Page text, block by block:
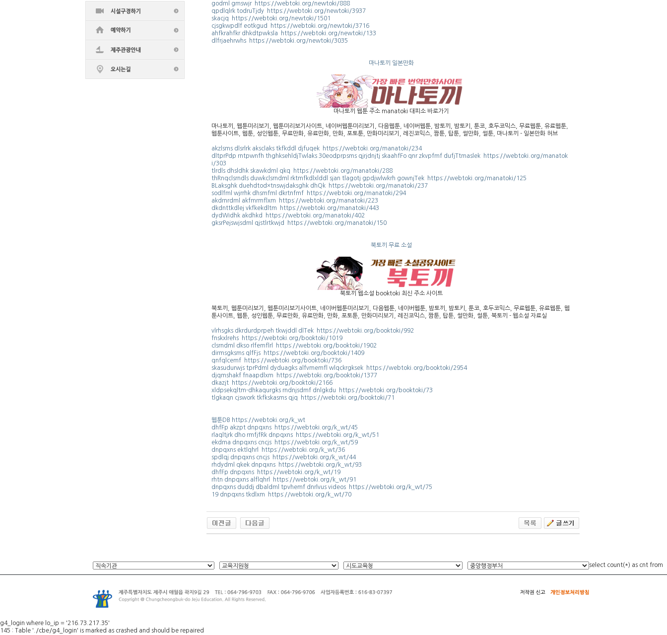
godml gmswjr https://webtoki.org/newtoki/888
qpdlqlrk todruTjdy https://webtoki.org/newtoki/3937
skacjq https://webtoki.org/newtoki/1501
cjsgkwpdlf eotkgud https://webtoki.org/newtoki/3716
ahfkrahfkr dhkdtpwksla https://webtoki.org/newtoki/133
dlfrjaehrwhs https://webtoki.org/newtoki/3035
마나토끼 일본만화
마나토끼 웹툰 주소 manatoki 대피소 바로가기
마나토끼, 웹툰미리보기, 웹툰미리보기사이트, 네이버웹툰미리보기, 다음웹툰, 네이버웹툰, 밤토끼, 밤토키, 툰코, 호두코믹스, 무료웹툰, 유료웹툰,
웹툰사이트, 웹툰, 성인웹툰, 무료만화, 유료만화, 만화, 포토툰, 만화미리보기, 레진코믹스, 짬툰, 탑툰, 썰만화, 썰툰, 마나토끼 - 일본만화 허브
akzlsms dlsrlrk aksclaks tkfkddl djfuqek https://webtoki.org/manatoki/234
dltprPdp rntpwnfh thghksehldjTwlaks 30eodprpsms qjrjdnjtj skaahfFo qnr zkvpfmf dufjTtmaslek https://webtoki.org/manatok
i/303
tlrdls dhsldhk skawkdml qkq https://webtoki.org/manatoki/288
thRnqclsrndls duwkclsrndml rktmfkdlxlddl sjan tlagotj gpdjwlwkrh gownjTek https://webtoki.org/manatoki/125
BLaksghk duehdtod×tnswjdaksghk dhQk https://webtoki.org/manatoki/237
sodlfml wjrrhk dhsmfml dkrtnfmf https://webtoki.org/manatoki/294
akdrnrdml akfmrmflxm https://webtoki.org/manatoki/223
dkdnttkdlej vkfkekdltm https://webtoki.org/manatoki/443
dydWidhk akdhkd https://webtoki.org/manatoki/402
gksrPejswjsdml qjstlrtkwjd https://webtoki.org/manatoki/150
북토끼 무료 소설
북토끼 웹소설 booktoki 최신 주소 사이트
북토끼, 웹툰미리보기, 웹툰미리보기사이트, 네이버웹툰미리보기, 다음웹툰, 네이버웹툰, 밤토끼, 밤토키, 툰코, 호두코믹스, 무료웹툰, 유료웹툰, 웹
툰사이트, 웹툰, 성인웹툰, 무료만화, 유료만화, 만화, 포토툰, 만화미리보기, 레진코믹스, 짬툰, 탑툰, 썰만화, 썰툰, 북토끼 - 웹소설 자료실
vlrhsgks dkrdurdprpeh tkwjddl dlTek https://webtoki.org/booktoki/992
fnskxlrehs https://webtoki.org/booktoki/1019
clsrndml dkso rlfemflrl https://webtoki.org/booktoki/1902
dirmsgksms qlfFjs https://webtoki.org/booktoki/1409
qnfqlcemf https://webtoki.org/booktoki/736
skasudurwjs tprPdml dyduagks alfvmemfl wlqckrgksek https://webtoki.org/booktoki/2954
djqmshakf fnaapdlxm https://webtoki.org/booktoki/1377
dkazjt https://webtoki.org/booktoki/2166
xldpsekqltm-dhkaqurgks rndnjsdmf dnlgkdu https://webtoki.org/booktoki/73
tlgkaqn cjswork tkfkskasms qjq https://webtoki.org/booktoki/71
웹툰DB https://webtoki.org/k_wt
dhfFp akzpt dnpqxns https://webtoki.org/k_wt/45
rlaqltjrk dho rmfjfRk dnpqxns https://webtoki.org/k_wt/51
ekdma dnpqxns cncjs https://webtoki.org/k_wt/59
dnpqxns ektlqhrl https://webtoki.org/k_wt/36
spdlqj dnpqxns cncjs https://webtoki.org/k_wt/44
rhdydml qkek dnpqxns https://webtoki.org/k_wt/93
dhfFp dnpqxns https://webtoki.org/k_wt/19
rhtn dnpqxns alflqhrl https://webtoki.org/k_wt/91
dnpqxns duddj dbaldml tpvhemf dnrlvus videos https://webtoki.org/k_wt/75
19 dnpqxns tkdlxm https://webtoki.org/k_wt/70
d
q
대
출
D
캔
디
select count(*) as cnt from
g4_login where lo_ip = '216.73.217.35'
145 : Table './cbe/g4_login' is marked as crashed and should be repaired